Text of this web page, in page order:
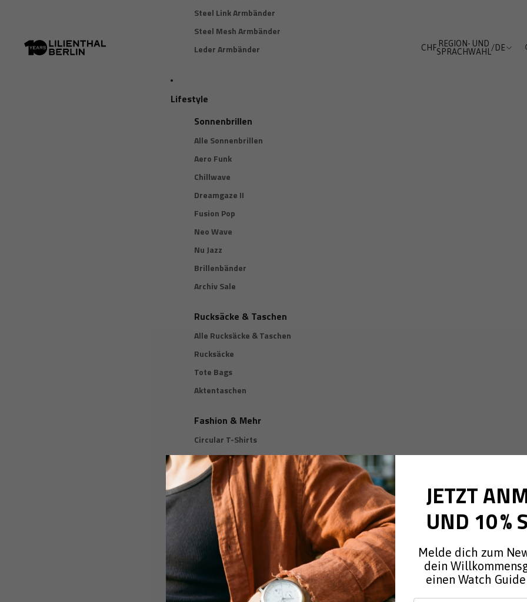
Steel Link Armbänder
Steel Mesh Armbänder
Leder Armbänder
Lifestyle
Sonnenbrillen
Alle Sonnenbrillen
Aero Funk
Chillwave
Dreamgaze II
Fusion Pop
Neo Wave
Nu Jazz
Brillenbänder
Archiv Sale
Rucksäcke & Taschen
Alle Rucksäcke & Taschen
Rucksäcke
Tote Bags
Aktentaschen
Fashion & Mehr
Circular T-Shirts
Isolierte Trinkflasche
Gift Guide
Für Wen
Für Ihn
CHF REGION- UND
SPRACHWAHL /DE
JETZT
UND 10 %
Melde dich zum
dein
einen Watch